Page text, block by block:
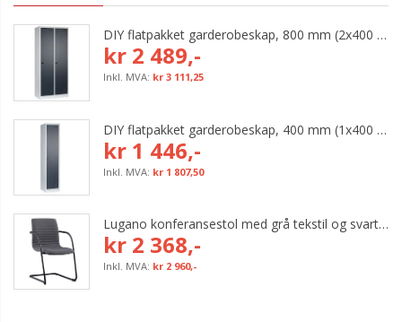
DIY flatpakket garderobeskap, 800 mm (2x400 mm = 2 rom)
kr 2 489,-
kr 3 111,25
DIY flatpakket garderobeskap, 400 mm (1x400 mm = 1 rom)
kr 1 446,-
kr 1 807,50
Lugano konferansestol med grå tekstil og svart bøyleunderstell
kr 2 368,-
kr 2 960,-